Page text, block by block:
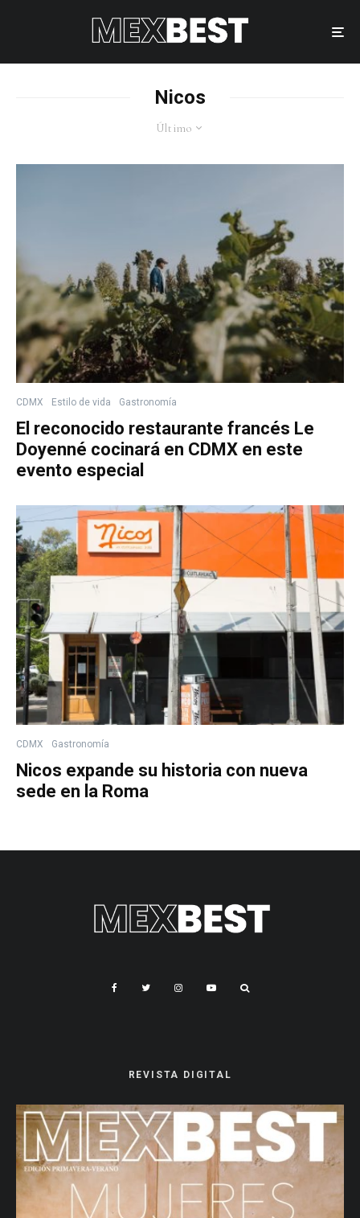
Nicos
Último
CDMX Estilo de vida Gastronomía
El reconocido restaurante francés Le
Doyenné cocinará en CDMX en este
evento especial
CDMX Gastronomía
Nicos expande su historia con nueva
sede en la Roma
REVISTA DIGITAL